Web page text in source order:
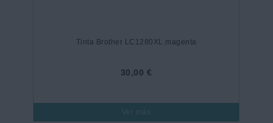
Tinta Brother LC1280XL magenta
30,00 €
Ver más